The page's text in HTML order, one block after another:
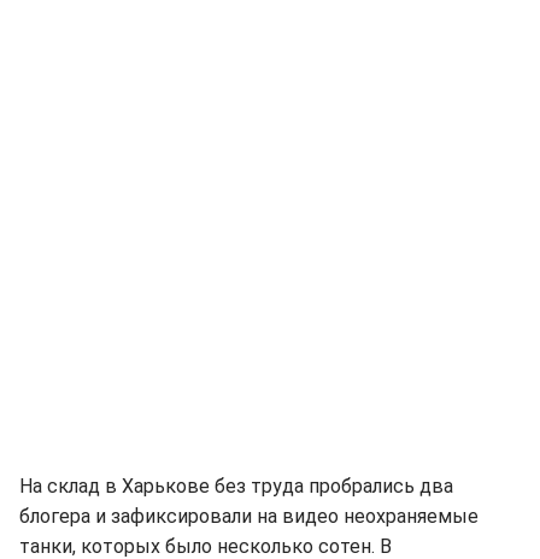
На склад в Харькове без труда пробрались два
блогера и зафиксировали на видео неохраняемые
танки, которых было несколько сотен. В